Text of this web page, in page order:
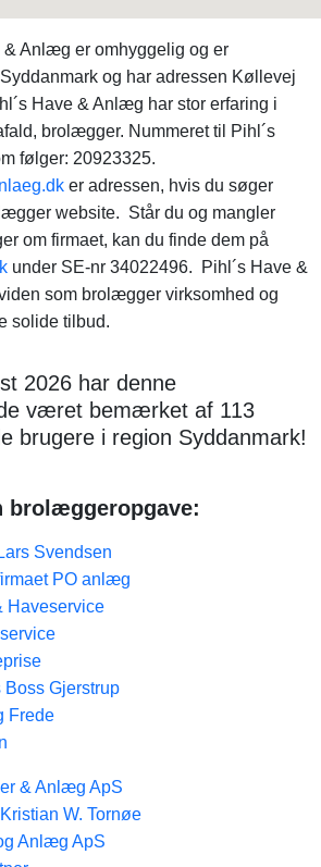
& Anlæg er omhyggelig og er
og har adressen Køllevej
Have & Anlæg har stor erfaring i
brolægger. Nummeret til Pihl´s
følger: 20923325.
er adressen, hvis du søger
website. Står du og mangler
om firmaet, kan du finde dem på
under SE-nr 34022496. Pihl´s Have &
som brolægger virksomhed og
solide tilbud.
2026 har denne
været bemærket af 113
brugere i region Syddanmark!
Svendsen
PO anlæg
Haveservice
Gjerstrup
Frede
& Anlæg ApS
W. Tornøe
Anlæg ApS